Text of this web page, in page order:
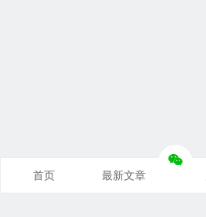
首页 最新文章